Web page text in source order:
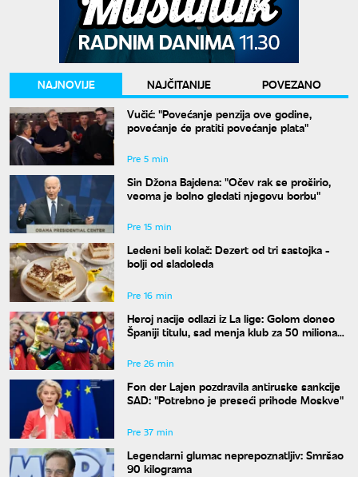
NAJNOVIJE NAJČITANIJE
POVEZANO
Vučić: "Povećanje penzija ove godine,
povećanje će pratiti povećanje plata"
Pre 5 min
Sin Džona Bajdena: "Očev rak se proširio,
veoma je bolno gledati njegovu borbu"
Pre 15 min
Ledeni beli kolač: Dezert od tri sastojka -
bolji od sladoleda
Pre 16 min
Heroj nacije odlazi iz La lige: Golom doneo
Španiji titulu, sad menja klub za 50 miliona
Pre 26 min
Fon der Lajen pozdravila antiruske sankcije
SAD: "Potrebno je preseći prihode Moskve"
Pre 37 min
Legendarni glumac neprepoznatljiv: Smršao
90 kilograma